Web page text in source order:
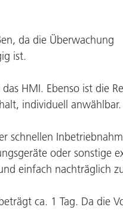
da die Überwachung
ist.
HMI. Ebenso ist die
individuell anwählbar.
schnellen
oder sonstige
einfach nachträglich
ca. 1 Tag. Da die